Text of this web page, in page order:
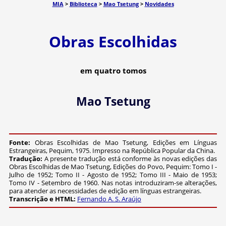
MIA> Biblioteca > Mao Tsetung> Novidades
Obras Escolhidas
em quatro tomos
Mao Tsetung
Fonte: Obras Escolhidas de Mao Tsetung, Edições em Línguas
Estrangeiras, Pequim, 1975. Impresso na República Popular da China.
Tradução: A presente tradução está conforme às novas edições das
Obras Escolhidas de Mao Tsetung, Edições do Povo, Pequim: Tomo I -
Julho de 1952; Tomo II - Agosto de 1952; Tomo III - Maio de 1953;
Tomo IV - Setembro de 1960. Nas notas introduziram-se alterações,
para atender as necessidades de edição em línguas estrangeiras.
Transcrição e HTML: Fernando A. S. Araújo